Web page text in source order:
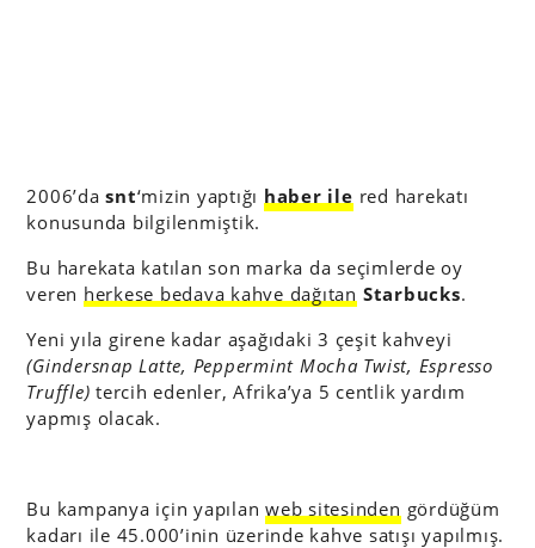
2006’dasnt‘mizin yaptığı haber ile red harekatı
konusunda bilgilenmiştik.
Bu harekata katılan son marka da seçimlerde oy
veren herkese bedava kahve dağıtan Starbucks.
Yeni yıla girene kadar aşağıdaki 3 çeşit kahveyi
(Gindersnap Latte, Peppermint Mocha Twist, Espresso
Truffle)tercih edenler, Afrika’ya 5 centlik yardım
yapmış olacak.
Bu kampanya için yapılanweb sitesinden gördüğüm
kadarı ile 45.000’inin üzerinde kahve satışı yapılmış.